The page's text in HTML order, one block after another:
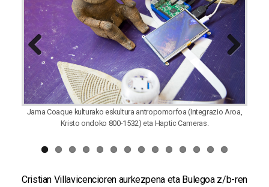
Jama Coaque kulturako eskultura antropomorfoa (Integrazio Aroa,
Kristo ondoko 800-1532) eta Haptic Cameras.
Previous
Cristian Villavicencioren aurkezpena eta Bulegoa z/b-ren